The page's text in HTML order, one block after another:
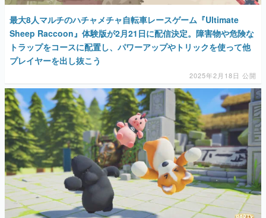
最大8人マルチのハチャメチャ自転車レースゲーム『Ultimate
Sheep Raccoon』体験版が2月21日に配信決定。障害物や危険な
トラップをコースに配置し、パワーアップやトリックを使って他
プレイヤーを出し抜こう
2025年2月18日 公開